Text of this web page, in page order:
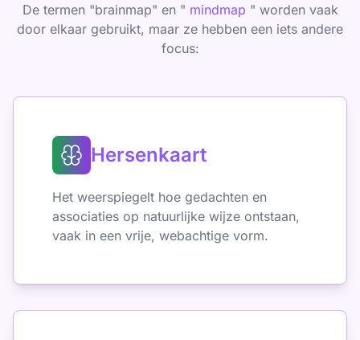
De termen "brainmap" en " mindmap " worden vaak
door elkaar gebruikt, maar ze hebben een iets andere
focus:
Hersenkaart
Het weerspiegelt hoe gedachten en
associaties op natuurlijke wijze ontstaan,
vaak in een vrije, webachtige vorm.